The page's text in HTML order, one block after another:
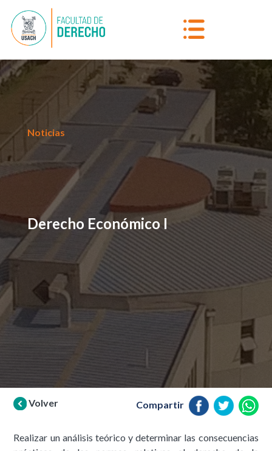
Noticias
Derecho Económico I
Volver Compartir
Realizar un análisis teórico y determinar las consecuencias